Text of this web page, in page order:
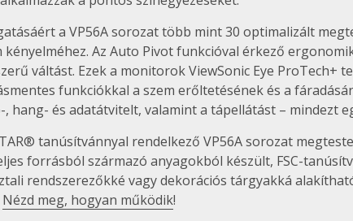
a VP56A sorozat több mint 30 optimalizált
kényelméhez. Az Auto Pivot funkcióval érkező
váltást. Ezek a monitorok ViewSonic Eye ProTech+
funkciókkal a szem erőltetésének és a
hang- és adatátvitelt, valamint a tápellátást – mindezt
STAR® tanúsítvánnyal rendelkező VP56A sorozat
forrásból származó anyagokból készült, FSC-
rendszerezőkké vagy dekorációs tárgyakká
Nézd meg, hogyan működik!